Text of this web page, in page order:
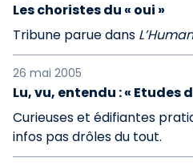
Les choristes du « oui »
Tribune parue dans
26 mai 2005
Lu, vu, entendu : « Etudes
Curieuses et édifiantes
infos pas drôles du tout.